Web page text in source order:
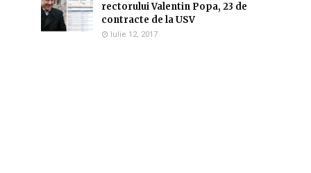
rectorului Valentin Popa, 23 de
contracte de la USV
Iulie 12, 2017